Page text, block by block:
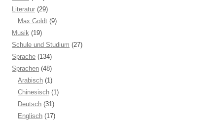
Literatur (29)
Max Goldt (9)
Musik (19)
Schule und Studium (27)
Sprache (134)
Sprachen (48)
Arabisch (1)
Chinesisch (1)
Deutsch (31)
Englisch (17)